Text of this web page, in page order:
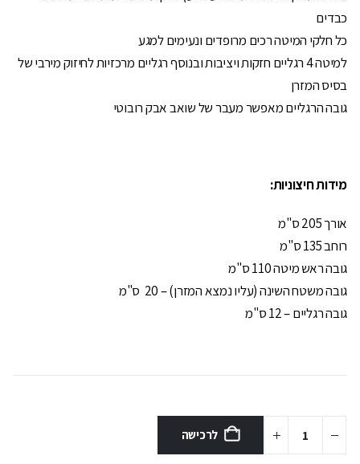
כבדים
כל חלקי המיטה רכים מרופדים ונעימים למגע
למיטה 4 רגליים חזקות ויציבות ובנוסף רגליים מרכזיות לחיזוק מירבי של
בסיס המזרן
גובה הרגליים מאפשר מעבר של שואב אבק רובוטי
מידות חיצוניות:
אורך 205 ס"מ
רוחב 135 ס"מ
גובה ראש מיטה 110 ס"מ
גובה משטח השינה (עליו נמצא המזרן) – 20 ס"מ
גובה רגליים – 12 ס"מ
לרכישה